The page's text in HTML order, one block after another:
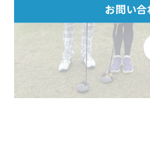
お問い
お問い